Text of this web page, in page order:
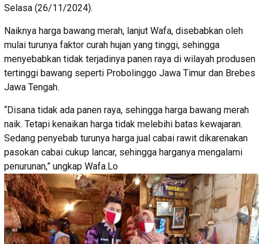
Selasa (26/11/2024).
Naiknya harga bawang merah, lanjut Wafa, disebabkan oleh
mulai turunya faktor curah hujan yang tinggi, sehingga
menyebabkan tidak terjadinya panen raya di wilayah produsen
tertinggi bawang seperti Probolinggo Jawa Timur dan Brebes
Jawa Tengah.
“Disana tidak ada panen raya, sehingga harga bawang merah
naik. Tetapi kenaikan harga tidak melebihi batas kewajaran.
Sedang penyebab turunya harga jual cabai rawit dikarenakan
pasokan cabai cukup lancar, sehingga harganya mengalami
penurunan,” ungkap Wafa.Lo